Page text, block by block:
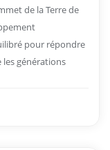
de la Terre de
pour répondre
générations